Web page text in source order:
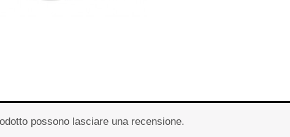
possono lasciare una recensione.